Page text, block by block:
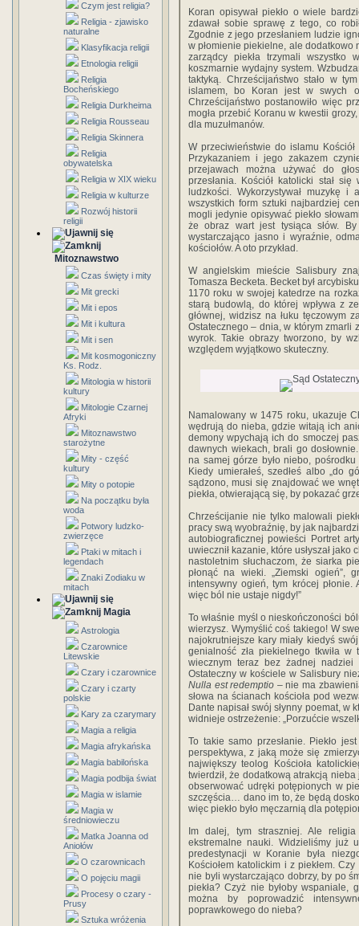
Czym jest religia?
Religia - zjawisko
naturalne
Klasyfikacja religii
Etnologia religii
Religia
Bocheńskiego
Religia Durkheima
Religia Rousseau
Religia Skinnera
Religia
obywatelska
Religia w XIX wieku
Religia w kulturze
Rozwój historii
religii
Mitoznawstwo
Czas święty i mity
Mit grecki
Mit i epos
Mit i kultura
Mit i sen
Mit kosmogoniczny
Ks. Rodz.
Mitologia w historii
kultury
Mitologie Czarnej
Afryki
Mitoznawstwo
starożytne
Mity - część
kultury
Mity o potopie
Na początku była
woda
Potwory ludzko-
zwierzęce
Ptaki w mitach i
legendach
Znaki Zodiaku w
mitach
Magia
Astrologia
Czarownice
Litewskie
Czary i czarownice
Czary i czarty
polskie
Kary za czarymary
Magia a religia
Magia afrykańska
Magia babilońska
Magia podbija świat
Magia w islamie
Magia w
średniowieczu
Matka Joanna od
Aniołów
O czarownicach
O pojęciu magii
Procesy o czary -
Prusy
Sztuka wróżenia
Koran opisywał piekło o wiele
zdawał sobie sprawę z tego, co
Zgodnie z jego przesłaniem ludzie
w płomienie piekielne, ale dodatkowo
zarządcy piekła trzymali wszystko
koszmarnie wydajny system.
taktyką. Chrześcijaństwo stało w
islamem, bo Koran jest w swych
Chrześcijaństwo postanowiło więc
mogła przebić Koranu w kwestii
dla muzułmanów.
W przeciwieństwie do islamu
Przykazaniem i jego zakazem
przejawach można używać do
przesłania. Kościół katolicki stał
ludzkości. Wykorzystywał muzykę
wszystkich form sztuki najbardziej
mogli jedynie opisywać piekło
że obraz wart jest tysiąca słów.
wystarczająco jasno i wyraźnie,
kościołów. A oto przykład.
W angielskim mieście Salisbury
Tomasza Becketa. Becket był
1170 roku w swojej katedrze na
starą budowlą, do której wpływa z
głównej, widzisz na łuku tęczowym
Ostatecznego – dnia, w którym zmarli
wyrok. Takie obrazy tworzono, by
względem wyjątkowo skuteczny.
Namalowany w 1475 roku, ukazuje
wędrują do nieba, gdzie witają ich
demony wpychają ich do smoczej
dawnych wiekach, brali go
na samej górze było niebo,
Kiedy umierałeś, szedłeś albo „do
sądzono, musi się znajdować we
piekła, otwierającą się, by pokazać
Chrześcijanie nie tylko malowali
pracy swą wyobraźnię, by jak
autobiograficznej powieści Portret
uwiecznił kazanie, które usłyszał
nastoletnim słuchaczom, że siarka
płonąć na wieki. „Ziemski ogień”,
intensywny ogień, tym krócej
więc ból nie ustaje nigdy!”
To właśnie myśl o nieskończoności
wierzysz. Wymyślić coś takiego! W
najokrutniejsze kary miały kiedyś
genialność zła piekielnego tkwiła
wiecznym teraz bez żadnej
Ostateczny w kościele w Salisbury
Nulla est redemptio – nie ma
słowa na ścianach kościoła pod
Dante napisał swój słynny poemat,
widnieje ostrzeżenie: „Porzućcie
To takie samo przesłanie. Piekło
perspektywa, z jaką może się
największy teolog Kościoła
twierdził, że dodatkową atrakcją
obserwować udręki potępionych w
szczęścia… dano im to, że będą
więc piekło było męczarnią dla
Im dalej, tym straszniej. Ale
ekstremalne nauki. Widzieliśmy już
predestynacji w Koranie była
Kościołem katolickim i z piekłem.
nie byli wystarczająco dobrzy, by po
piekła? Czyż nie byłoby wspaniale,
można by poprowadzić
poprawkowego do nieba?